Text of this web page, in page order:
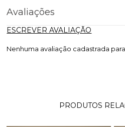
Avaliações
ESCREVER AVALIAÇÃO
Nenhuma avaliação cadastrada
PRODUTOS